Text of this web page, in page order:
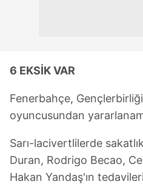
6 EKSİK VAR
Fenerbahçe, Gençlerbirliği
oyuncusundan
Sarı-lacivertlilerde
Duran, Rodrigo Becao,
Hakan Yandaş'ın